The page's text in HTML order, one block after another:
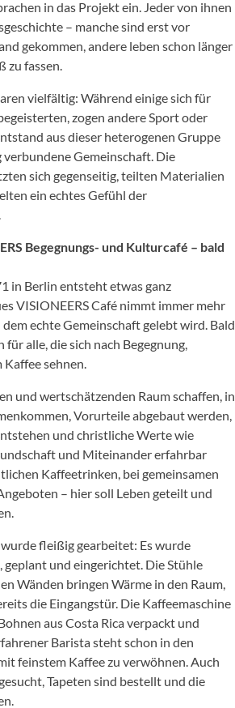
in das Projekt ein. Jeder von ihnen
– manche sind erst vor
gekommen, andere leben schon länger
zu fassen.
vielfältig: Während einige sich für
zogen andere Sport oder
aus dieser heterogenen Gruppe
verbundene Gemeinschaft. Die
sich gegenseitig, teilten Materialien
ein echtes Gefühl der
Begegnungs- und Kulturcafé – bald
in Berlin entsteht etwas ganz
VISIONEERS Café nimmt immer mehr
echte Gemeinschaft gelebt wird. Bald
alle, die sich nach Begegnung,
sehnen.
und wertschätzenden Raum schaffen, in
Vorurteile abgebaut werden,
und christliche Werte wie
und Miteinander erfahrbar
Kaffeetrinken, bei gemeinsamen
– hier soll Leben geteilt und
fleißig gearbeitet: Es wurde
geplant und eingerichtet. Die Stühle
Wänden bringen Wärme in den Raum,
die Eingangstür. Die Kaffeemaschine
aus Costa Rica verpackt und
Barista steht schon in den
feinstem Kaffee zu verwöhnen. Auch
Tapeten sind bestellt und die